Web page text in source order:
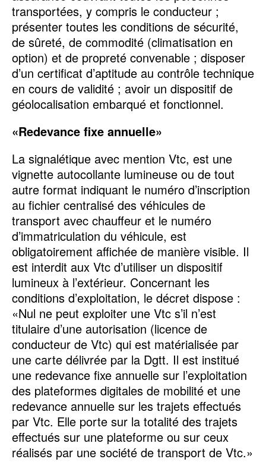
transportées, y compris le conducteur ;
présenter toutes les conditions de sécurité,
de sûreté, de commodité (climatisation en
option) et de propreté convenable ; disposer
d’un certificat d’aptitude au contrôle technique
en cours de validité ; avoir un dispositif de
géolocalisation embarqué et fonctionnel.
«Redevance fixe annuelle»
La signalétique avec mention Vtc, est une
vignette autocollante lumineuse ou de tout
autre format indiquant le numéro d’inscription
au fichier centralisé des véhicules de
transport avec chauffeur et le numéro
d’immatriculation du véhicule, est
obligatoirement affichée de manière visible. Il
est interdit aux Vtc d’utiliser un dispositif
lumineux à l’extérieur. Concernant les
conditions d’exploitation, le décret dispose :
«Nul ne peut exploiter une Vtc s’il n’est
titulaire d’une autorisation (licence de
conducteur de Vtc) qui est matérialisée par
une carte délivrée par la Dgtt. Il est institué
une redevance fixe annuelle sur l’exploitation
des plateformes digitales de mobilité et une
redevance annuelle sur les trajets effectués
par Vtc. Elle porte sur la totalité des trajets
effectués sur une plateforme ou sur ceux
réalisés par une société de transport de Vtc.»